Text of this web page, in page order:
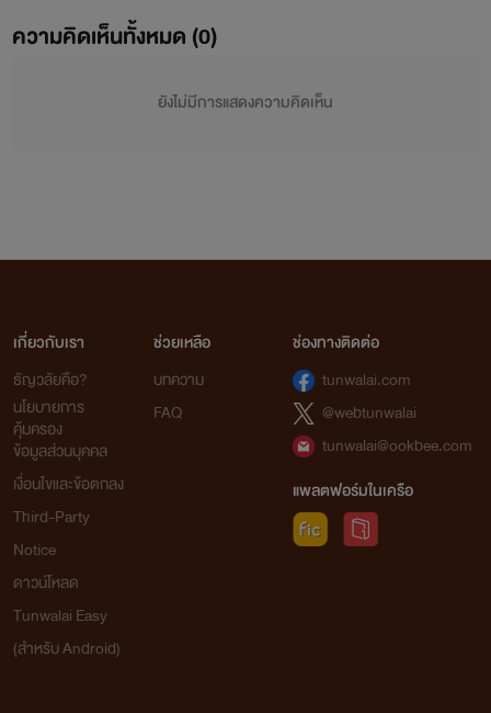
ความคิดเห็นทั้งหมด (0)
ยังไม่มีการแสดงความคิดเห็น
เกี่ยวกับเรา
ธัญวลัยคือ?
นโยบายการ
คุ้มครอง
ข้อมูลส่วนบุคคล
เงื่อนไขและข้อตกลง
Third-Party
Notice
ดาวน์โหลด
Tunwalai Easy
(สำหรับ Android)
ช่วยเหลือ
บทความ
FAQ
ช่องทางติดต่อ
tunwalai.com
@webtunwalai
tunwalai@ookbee.com
แพลตฟอร์มในเครือ